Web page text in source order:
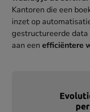
Kantoren die een
inzet op
gestructureerde
aan een efficiëntere